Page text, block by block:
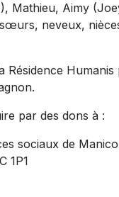
Mathieu, Aimy
neveux,
par des dons à :
sociaux de
1P1